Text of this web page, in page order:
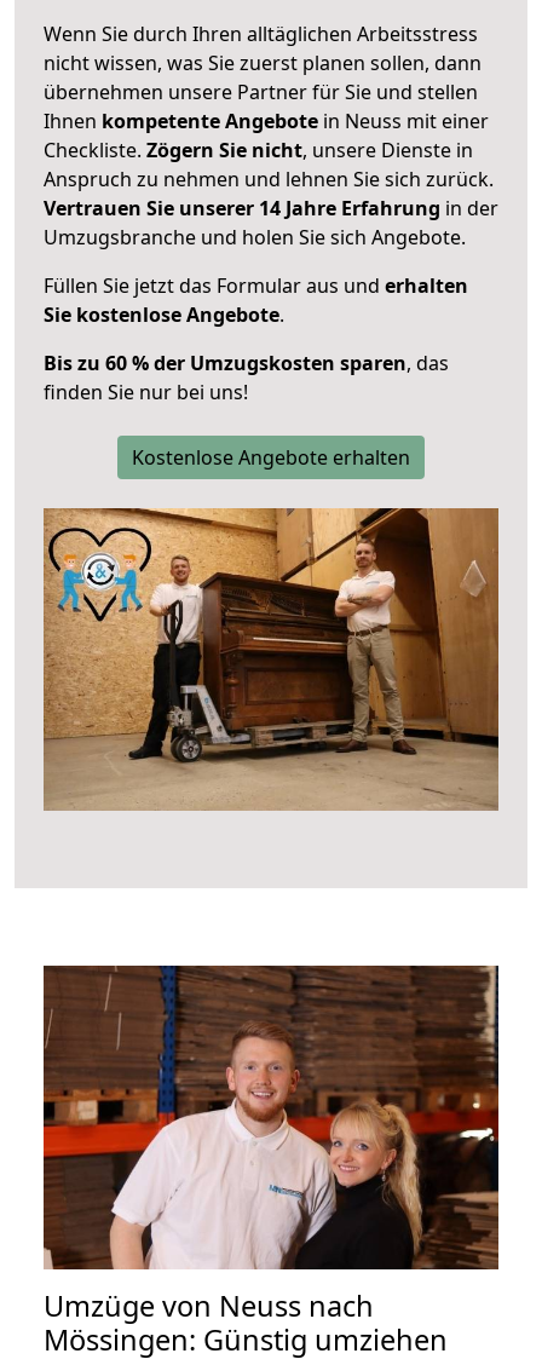
Wenn Sie durch Ihren alltäglichen Arbeitsstress
nicht wissen, was Sie zuerst planen sollen, dann
übernehmen unsere Partner für Sie und stellen
Ihnen kompetente Angebote in Neuss mit einer
Checkliste. Zögern Sie nicht, unsere Dienste in
Anspruch zu nehmen und lehnen Sie sich zurück.
Vertrauen Sie unserer 14 Jahre Erfahrung in der
Umzugsbranche und holen Sie sich Angebote.
Füllen Sie jetzt das Formular aus und erhalten
Sie kostenlose Angebote.
Bis zu 60 % der Umzugskosten sparen, das
finden Sie nur bei uns!
Kostenlose Angebote erhalten
Umzüge von Neuss nach
Mössingen: Günstig umziehen